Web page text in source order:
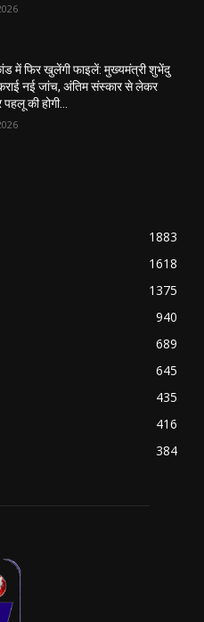
में फिर खुलेंगी फाइलें: मुख्यमंत्री शुभेंदु
नई जांच, अंतिम संस्कार से लेकर
की होगी...
1883
1618
1375
940
689
645
435
416
384